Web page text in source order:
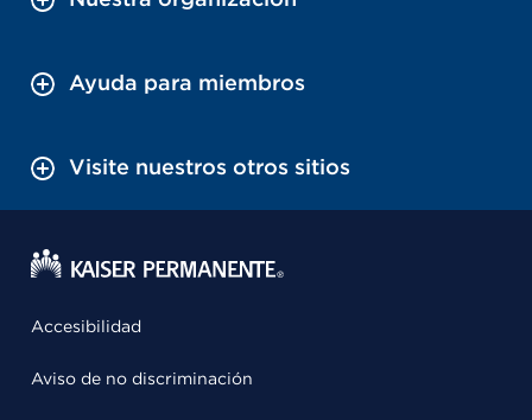
Ayuda para miembros
Visite nuestros otros sitios
Accesibilidad
Aviso de no discriminación